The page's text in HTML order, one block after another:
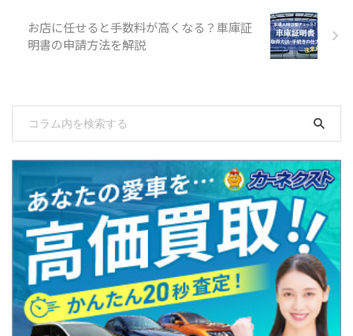
お店に任せると手数料が高くなる？車庫証
明書の申請方法を解説